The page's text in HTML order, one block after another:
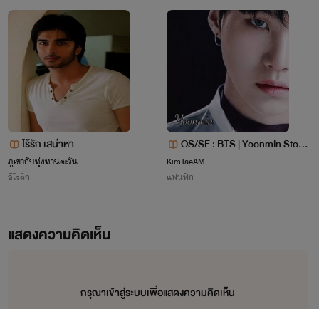
ไร้รัก เสน่าหา
ภูเขากับทุ่งทานตะวัน
อีโรติก
OS/SF : BTS | Yoonmin Story
♡
KimTaeAM
แฟนฟิก
แสดงความคิดเห็น
กรุณาเข้าสู่ระบบเพื่อแสดงความคิดเห็น